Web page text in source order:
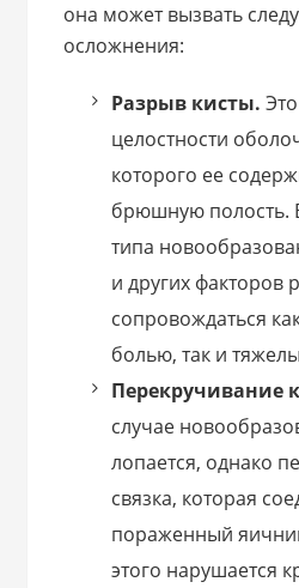
она может вызвать
осложнения:
Разрыв кисты.
целостности
которого ее
брюшную полость.
типа
и других факторов
сопровождаться
болью, так и
Перекручивание
случае
лопается, однако
связка, которая
пораженный
этого нарушается